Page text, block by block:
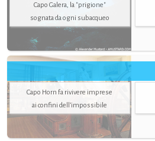
Capo Galera, la "prigione"
sognata da ogni subacqueo
Capo Horn fa rivivere imprese
ai confini dell’impossibile